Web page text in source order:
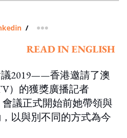
/ more sharing option
READ IN ENGLISH
2019——香港邀請了澳
）的獲獎廣播記者
會議正式開始前她帶領與
以與別不同的方式為今